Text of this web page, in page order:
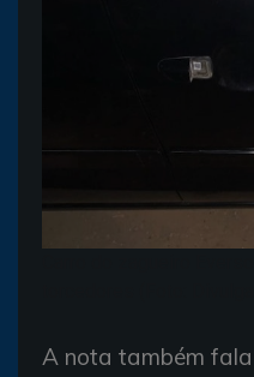
A nota também